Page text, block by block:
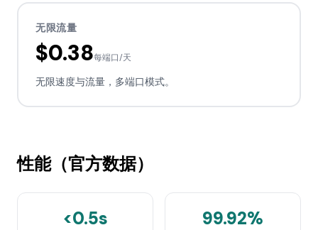
无限流量
$0.38每端口/天
无限速度与流量，多端口模式。
性能（官方数据）
<0.5s 99.92%